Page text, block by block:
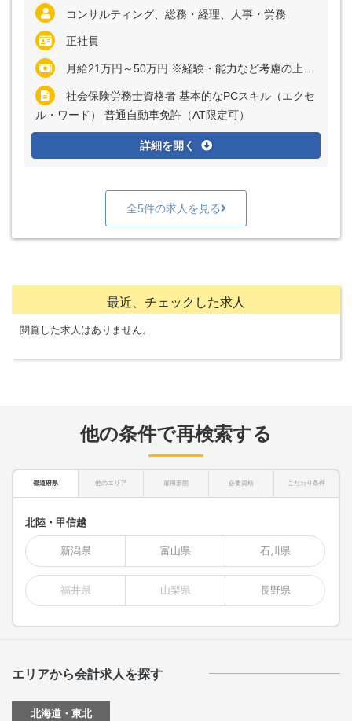
コンサルティング、総務・経理、人事・労務
正社員
月給21万円～50万円 ※経験・能力など考慮の上、決定いたします ※残業代は全額支給
社会保険労務士資格者 基本的なPCスキル（エクセ
ル・ワード） 普通自動車免許（AT限定可）
詳細を開く
全5件の求人を見る
最近、チェックした求人
閲覧した求人はありません。
他の条件で再検索する
都道府県 他のエリア 雇用形態 必要資格 こだわり条件
北陸・甲信越
新潟県 富山県 石川県
福井県 山梨県 長野県
エリアから会計求人を探す
北海道・東北